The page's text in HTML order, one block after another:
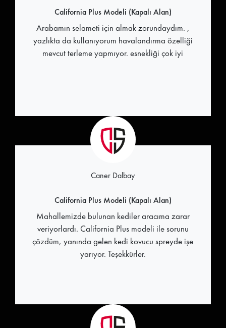
California Plus Modeli (Kapalı Alan)
Arabamın selameti için almak zorundaydım. ,
yazlıkta da kullanıyorum havalandırma özelliği
mevcut terleme yapmıyor. esnekliği çok iyi
Caner Dalbay
California Plus Modeli (Kapalı Alan)
Mahallemizde bulunan kediler aracıma zarar
veriyorlardı. California Plus modeli ile sorunu
çözdüm, yanında gelen kedi kovucu spreyde işe
yarıyor. Teşekkürler.